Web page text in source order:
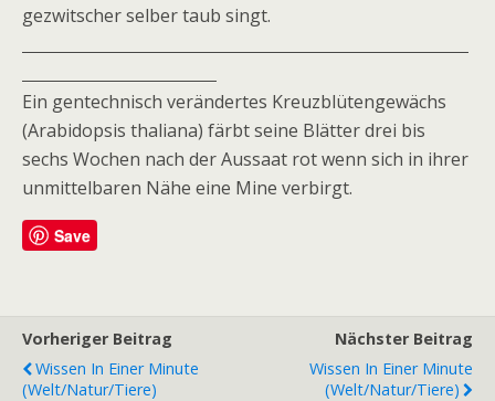
gezwitscher selber taub singt.
Ein gentechnisch verändertes Kreuzblütengewächs
(Arabidopsis thaliana) färbt seine Blätter drei bis
sechs Wochen nach der Aussaat rot wenn sich in ihrer
unmittelbaren Nähe eine Mine verbirgt.
Save
Vorheriger Beitrag
Wissen In Einer Minute
(Welt/Natur/Tiere)
Nächster Beitrag
Wissen In Einer Minute
(Welt/Natur/Tiere)